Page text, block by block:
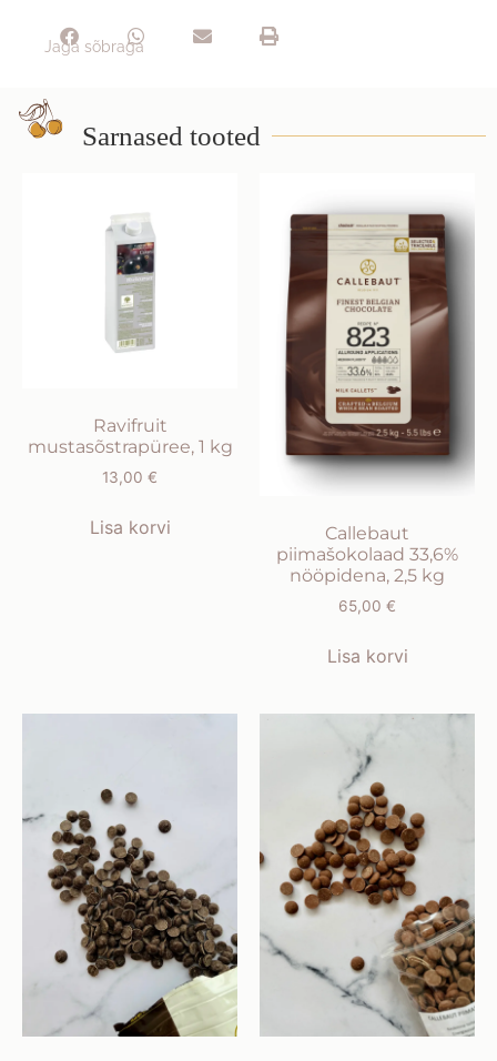
Jaga sõbraga
Sarnased tooted
Ravifruit
mustasõstrapüree, 1 kg
13,00 €
Lisa korvi
Callebaut
piimašokolaad 33,6%
nööpidena, 2,5 kg
65,00 €
Lisa korvi